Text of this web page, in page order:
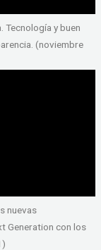
Tecnología y buen
(noviembre
nuevas
Generation con los